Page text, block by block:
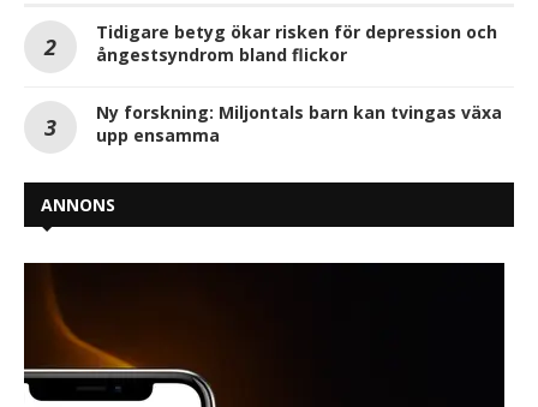
Tidigare betyg ökar risken för depression och
ångestsyndrom bland flickor
Ny forskning: Miljontals barn kan tvingas växa
upp ensamma
ANNONS